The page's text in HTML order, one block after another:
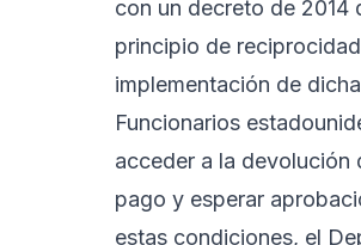
con un decreto de 2014
principio de
implementación de
Funcionarios
acceder a la devolución
pago y esperar
estas condiciones, el